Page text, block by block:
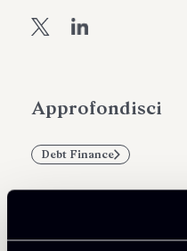
Approfondisci
Debt Finance